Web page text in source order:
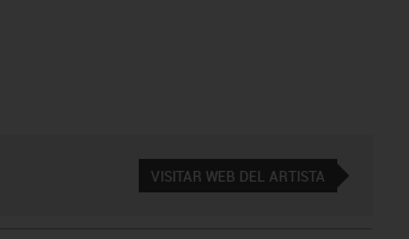
VISITAR WEB DEL ARTISTA